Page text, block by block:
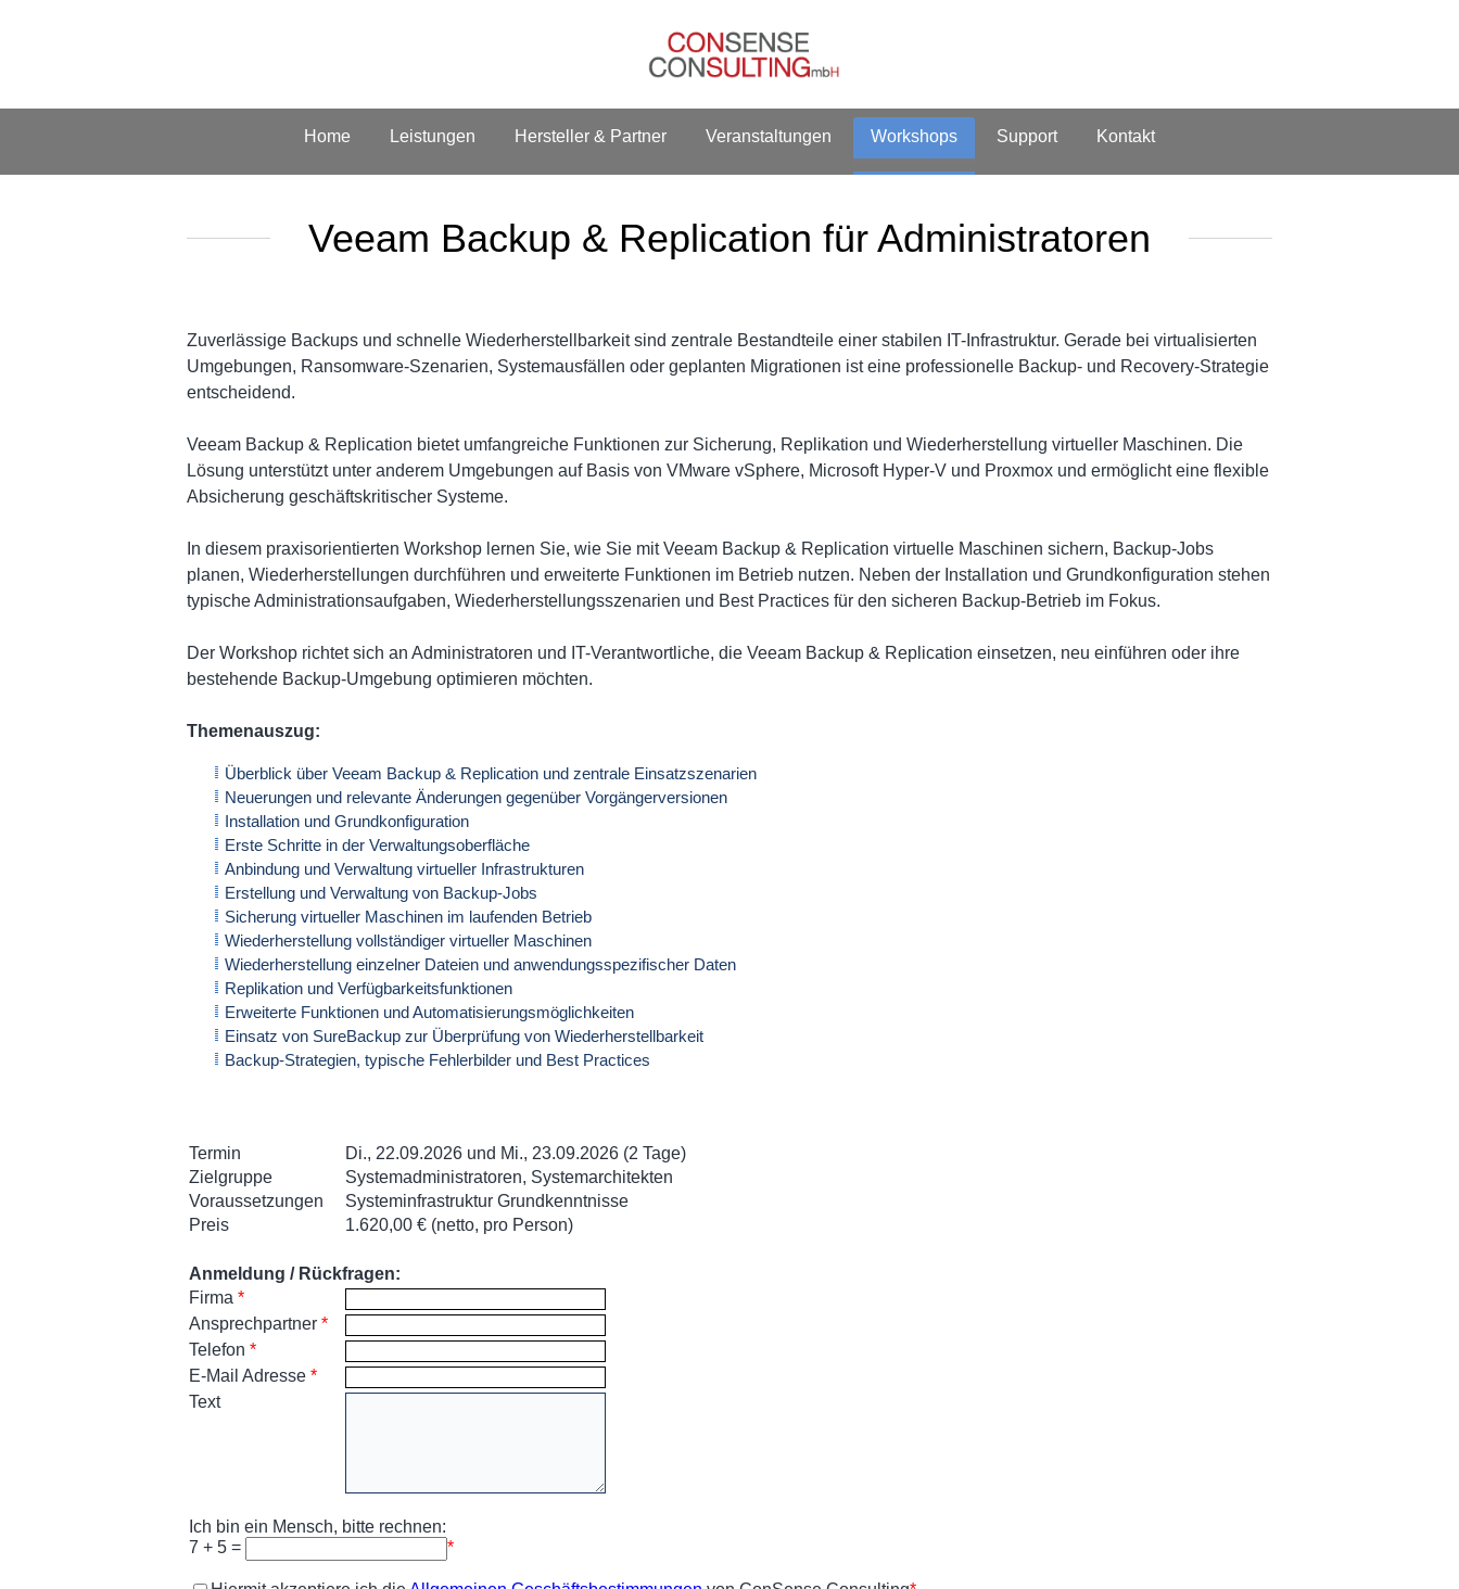
Home Leistungen Hersteller & Partner Veranstaltungen Workshops Support Kontakt
Veeam Backup & Replication für Administratoren
Zuverlässige Backups und schnelle Wiederherstellbarkeit sind zentrale Bestandteile einer stabilen IT-Infrastruktur. Gerade bei virtualisierten
Umgebungen, Ransomware-Szenarien, Systemausfällen oder geplanten Migrationen ist eine professionelle Backup- und Recovery-Strategie
entscheidend.
Veeam Backup & Replication bietet umfangreiche Funktionen zur Sicherung, Replikation und Wiederherstellung virtueller Maschinen. Die
Lösung unterstützt unter anderem Umgebungen auf Basis von VMware vSphere, Microsoft Hyper-V und Proxmox und ermöglicht eine flexible
Absicherung geschäftskritischer Systeme.
In diesem praxisorientierten Workshop lernen Sie, wie Sie mit Veeam Backup & Replication virtuelle Maschinen sichern, Backup-Jobs
planen, Wiederherstellungen durchführen und erweiterte Funktionen im Betrieb nutzen. Neben der Installation und Grundkonfiguration stehen
typische Administrationsaufgaben, Wiederherstellungsszenarien und Best Practices für den sicheren Backup-Betrieb im Fokus.
Der Workshop richtet sich an Administratoren und IT-Verantwortliche, die Veeam Backup & Replication einsetzen, neu einführen oder ihre
bestehende Backup-Umgebung optimieren möchten.
Themenauszug:
Überblick über Veeam Backup & Replication und zentrale Einsatzszenarien
Neuerungen und relevante Änderungen gegenüber Vorgängerversionen
Installation und Grundkonfiguration
Erste Schritte in der Verwaltungsoberfläche
Anbindung und Verwaltung virtueller Infrastrukturen
Erstellung und Verwaltung von Backup-Jobs
Sicherung virtueller Maschinen im laufenden Betrieb
Wiederherstellung vollständiger virtueller Maschinen
Wiederherstellung einzelner Dateien und anwendungsspezifischer Daten
Replikation und Verfügbarkeitsfunktionen
Erweiterte Funktionen und Automatisierungsmöglichkeiten
Einsatz von SureBackup zur Überprüfung von Wiederherstellbarkeit
Backup-Strategien, typische Fehlerbilder und Best Practices